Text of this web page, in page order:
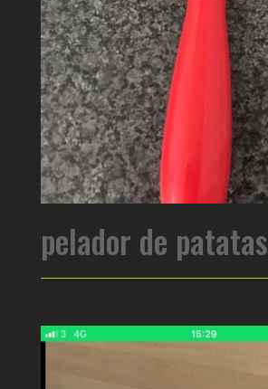
pelador de patatas